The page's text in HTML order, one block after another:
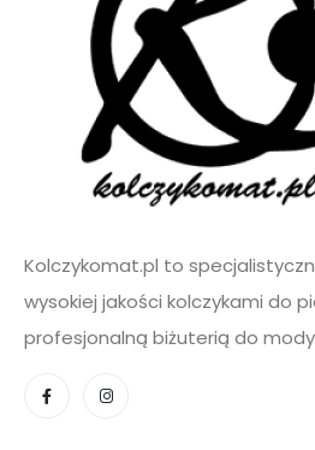
Kolczykomat.pl to
wysokiej jakości kolczykami do
profesjonalną biżuterią do